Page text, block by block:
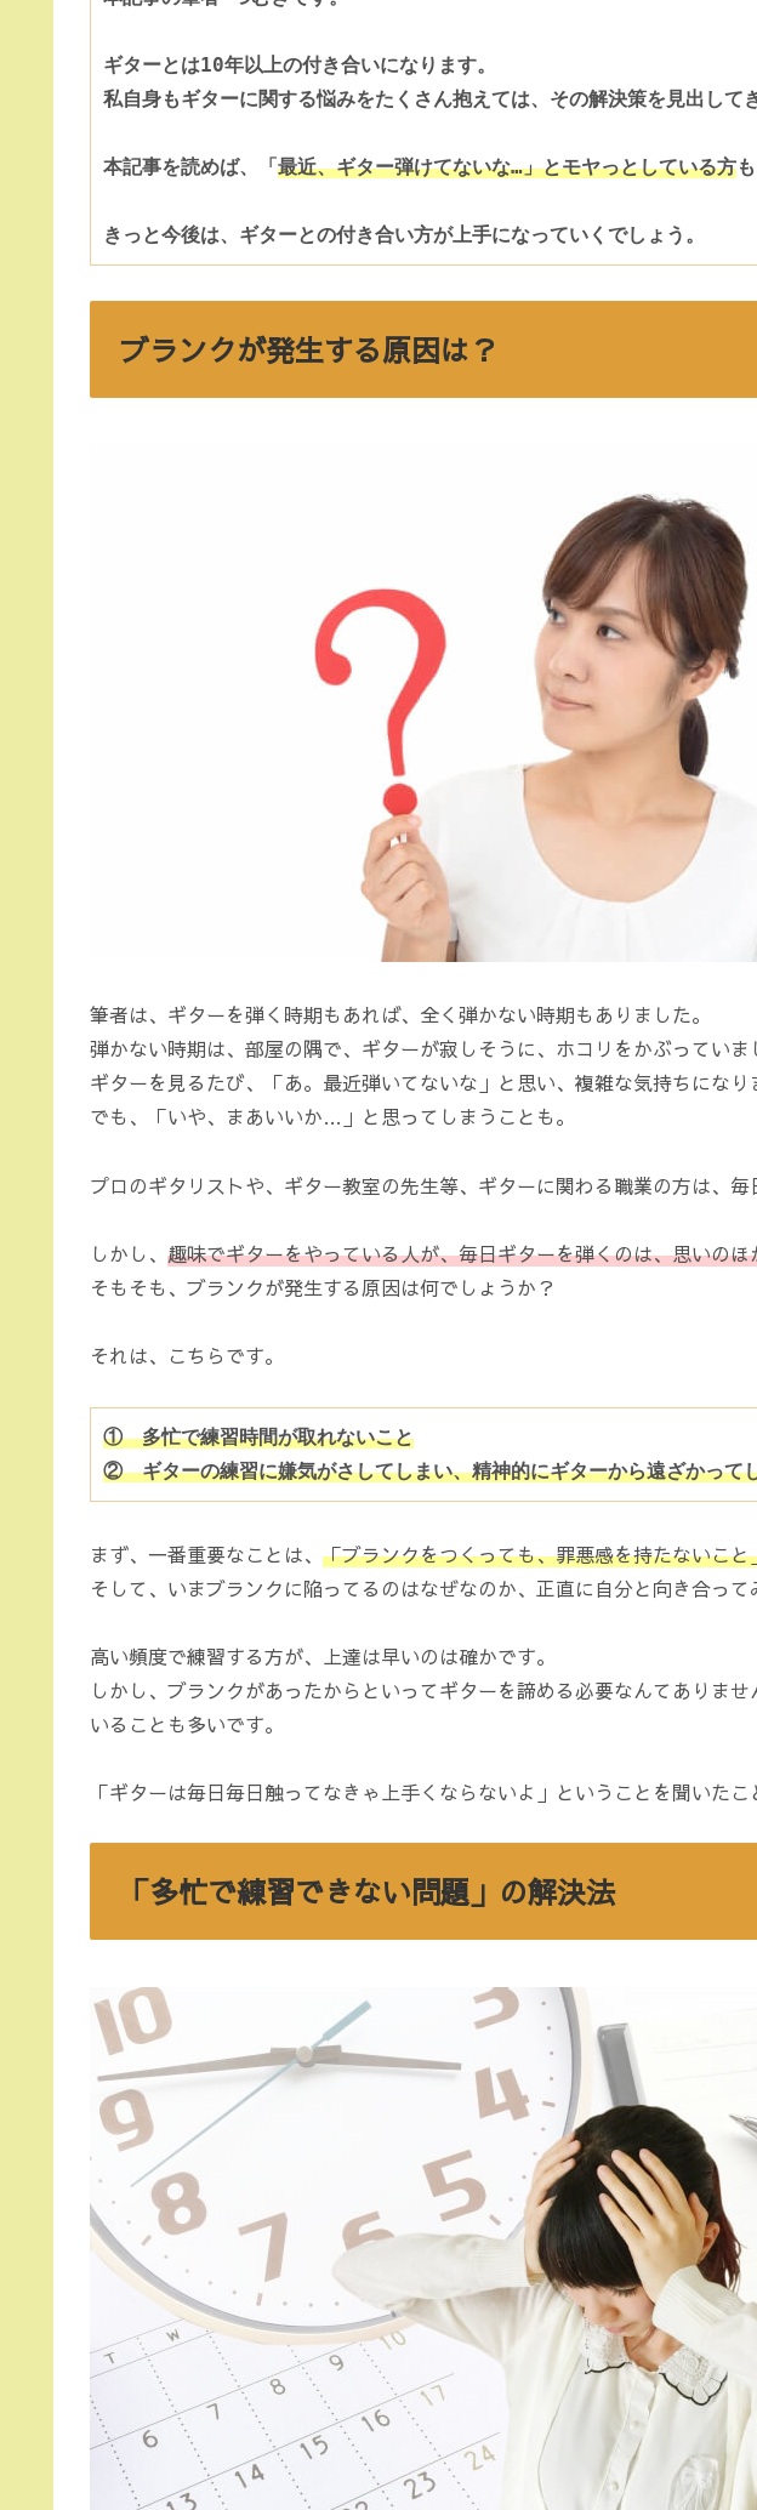
ギターとは10年以上の付き合いになります。
私自身もギターに関する悩みをたくさん抱えては、その解決策を見出して
本記事を読めば、「最近、ギター弾けてないな…」とモヤっとしている方
きっと今後は、ギターとの付き合い方が上手になっていくでしょう。
ブランクが発生する原因は？
筆者は、ギターを弾く時期もあれば、全く弾かない時期もありました。
弾かない時期は、部屋の隅で、ギターが寂しそうに、ホコリをかぶっていま
ギターを見るたび、「あ。最近弾いてないな」と思い、複雑な気持ちになり
でも、「いや、まあいいか…」と思ってしまうことも。
プロのギタリストや、ギター教室の先生等、ギターに関わる職業の方は、毎
しかし、 趣味でギターをやっている人が、毎日ギターを弾くのは、思いの
そもそも、ブランクが発生する原因は何でしょうか？
それは、こちらです。
①　多忙で練習時間が取れないこと
②　ギターの練習に嫌気がさしてしまい、精神的にギターから遠ざかって
まず、一番重要なことは、 「ブランクをつくっても、罪悪感を持たないこと
そして、いまブランクに陥ってるのはなぜなのか、正直に自分と向き合って
高い頻度で練習する方が、上達は早いのは確かです。
しかし、ブランクがあったからといってギターを諦める必要なんてありま
いることも多いです。
「ギターは毎日毎日触ってなきゃ上手くならないよ」ということを聞いた
「多忙で練習できない問題」の解決法